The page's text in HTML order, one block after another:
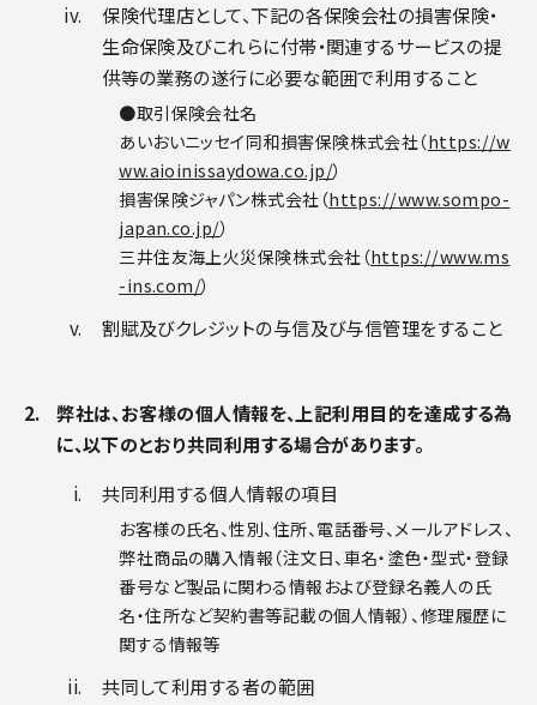
保険代理店として、下記の各保険会社の損害保険・
生命保険及びこれらに付帯・関連するサービスの提
供等の業務の遂行に必要な範囲で利用すること
取引保険会社名
あいおいニッセイ同和損害保険株式会社（https://w
ww.aioinissaydowa.co.jp/）
損害保険ジャパン株式会社（https://www.sompo-
japan.co.jp/）
三井住友海上火災保険株式会社（https://www.ms
-ins.com/）
割賦及びクレジットの与信及び与信管理をすること
弊社は、お客様の個人情報を、上記利用目的を達成する為
に、以下のとおり共同利用する場合があります。
共同利用する個人情報の項目
お客様の氏名、性別、住所、電話番号、メールアドレス、
弊社商品の購入情報（注文日、車名・塗色・型式・登録
番号など製品に関わる情報および登録名義人の氏
名・住所など契約書等記載の個人情報）、修理履歴に
関する情報等
共同して利用する者の範囲